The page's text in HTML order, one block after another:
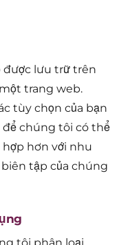
được lưu trữ trên
trang web.
tùy chọn của bạn
chúng tôi có thể
hơn với nhu
tập của chúng